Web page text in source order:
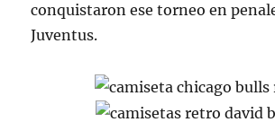
conquistaron ese torneo en
Juventus.